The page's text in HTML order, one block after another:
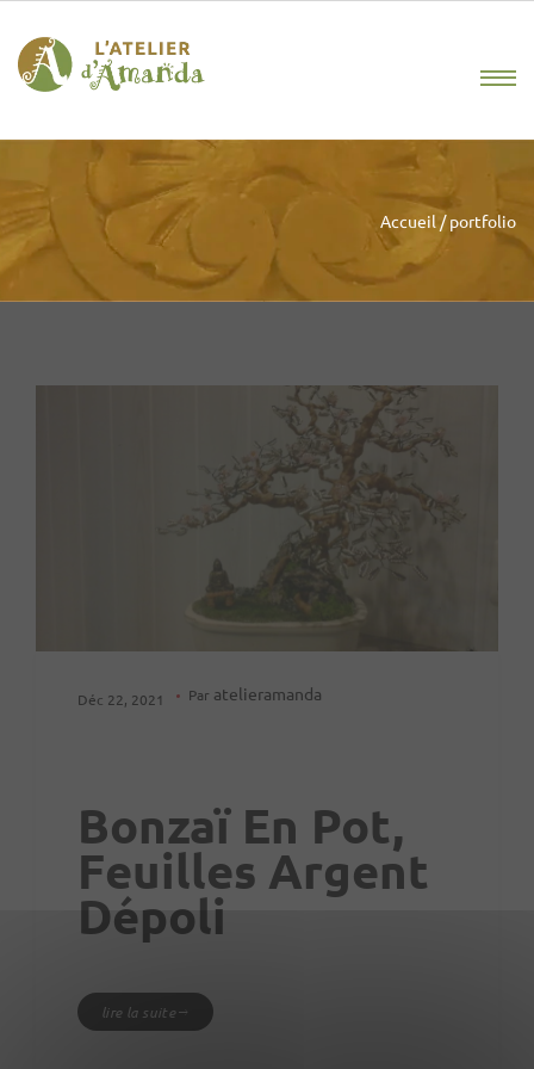
Accueil / portfolio
Déc 22, 2021 Par atelieramanda
Bonzaï En Pot,
Feuilles Argent
Dépoli
lire la suite